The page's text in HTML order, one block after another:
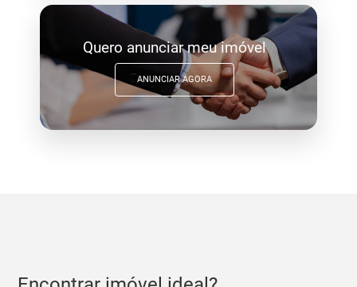
Quero anunciar meu imóvel
ANUNCIAR AGORA